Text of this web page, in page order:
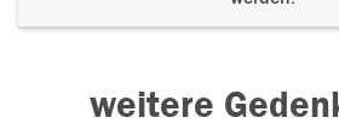
weitere